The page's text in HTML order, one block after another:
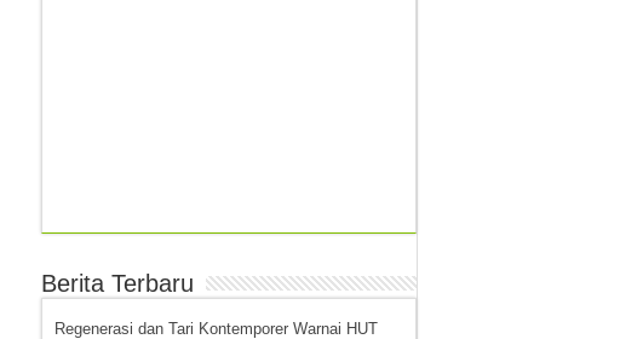
Berita Terbaru
Regenerasi dan Tari Kontemporer Warnai HUT